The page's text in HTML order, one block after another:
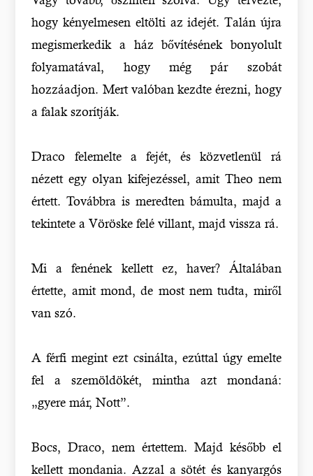
hogy kényelmesen eltölti az idejét. Talán újra
megismerkedik a ház bővítésének bonyolult
folyamatával, hogy még pár szobát
hozzáadjon. Mert valóban kezdte érezni, hogy
a falak szorítják.
Draco felemelte a fejét, és közvetlenül rá
nézett egy olyan kifejezéssel, amit Theo nem
értett. Továbbra is meredten bámulta, majd a
tekintete a Vöröske felé villant, majd vissza rá.
Mi a fenének kellett ez, haver? Általában
értette, amit mond, de most nem tudta, miről
van szó.
A férfi megint ezt csinálta, ezúttal úgy emelte
fel a szemöldökét, mintha azt mondaná:
„gyere már, Nott”.
Bocs, Draco, nem értettem. Majd később el
kellett mondania. Azzal a sötét és kanyargós